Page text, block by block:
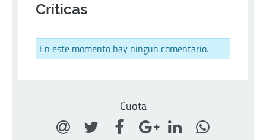
Críticas
En este momento hay ningun comentario.
Cuota